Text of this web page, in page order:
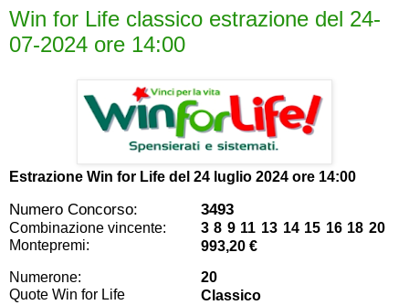
Win for Life classico estrazione del 24-
07-2024 ore 14:00
Estrazione Win for Life del 24 luglio 2024 ore 14:00
Numero Concorso: 3493
Combinazione vincente:
3 8 9 11 13 14 15 16 18 20
Montepremi:
993,20 €
Numerone:
20
Quote Win for Life
Classico